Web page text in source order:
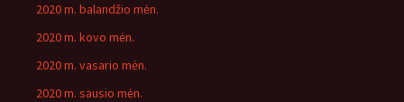
2020 m. balandžio mėn.
2020 m. kovo mėn.
2020 m. vasario mėn.
2020 m. sausio mėn.